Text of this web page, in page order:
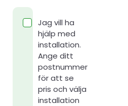
Jag vill ha
hjälp med
installation.
Ange ditt
postnummer
för att se
pris och välja
installation